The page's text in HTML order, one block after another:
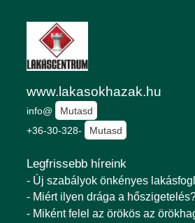
www.lakasokhazak.hu
info@
Mutasd
+36-30-328-
Mutasd
Legfrissebb híreink
- Új szabályok önkényes
- Miért ilyen drága a
- Miként felel az örökös az